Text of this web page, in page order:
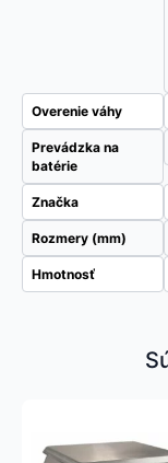
Overenie váhy
Prevádzka na
batérie
Značka
Rozmery (mm)
Hmotnosť